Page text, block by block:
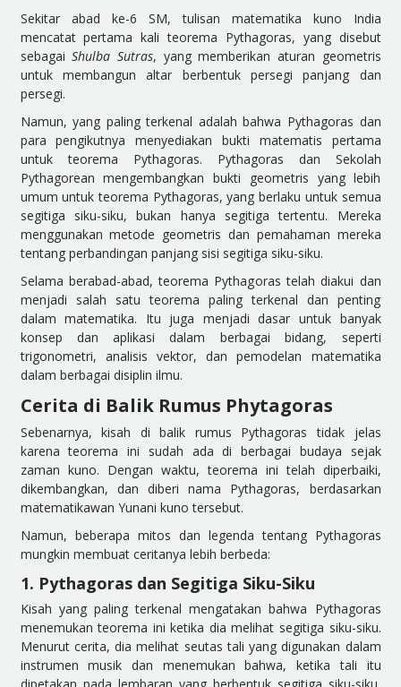
Sekitar abad ke-6 SM, tulisan matematika kuno India
mencatat pertama kali teorema Pythagoras, yang disebut
sebagaiShulba Sutras, yang memberikan aturan geometris
untuk membangun altar berbentuk persegi panjang dan
persegi.
Namun, yang paling terkenal adalah bahwa Pythagoras dan
para pengikutnya menyediakan bukti matematis pertama
untuk teorema Pythagoras. Pythagoras dan Sekolah
Pythagorean mengembangkan bukti geometris yang lebih
umum untuk teorema Pythagoras, yang berlaku untuk semua
segitiga siku-siku, bukan hanya segitiga tertentu. Mereka
menggunakan metode geometris dan pemahaman mereka
tentang perbandingan panjang sisi segitiga siku-siku.
Selama berabad-abad, teorema Pythagoras telah diakui dan
menjadi salah satu teorema paling terkenal dan penting
dalam matematika. Itu juga menjadi dasar untuk banyak
konsep dan aplikasi dalam berbagai bidang, seperti
trigonometri, analisis vektor, dan pemodelan matematika
dalam berbagai disiplin ilmu.
Cerita di Balik Rumus Phytagoras
Sebenarnya, kisah di balik rumus Pythagoras tidak jelas
karena teorema ini sudah ada di berbagai budaya sejak
zaman kuno. Dengan waktu, teorema ini telah diperbaiki,
dikembangkan, dan diberi nama Pythagoras, berdasarkan
matematikawan Yunani kuno tersebut.
Namun, beberapa mitos dan legenda tentang Pythagoras
mungkin membuat ceritanya lebih berbeda:
1. Pythagoras dan Segitiga Siku-Siku
Kisah yang paling terkenal mengatakan bahwa Pythagoras
menemukan teorema ini ketika dia melihat segitiga siku-siku.
Menurut cerita, dia melihat seutas tali yang digunakan dalam
instrumen musik dan menemukan bahwa, ketika tali itu
dipetakan pada lembaran yang berbentuk segitiga siku-siku,